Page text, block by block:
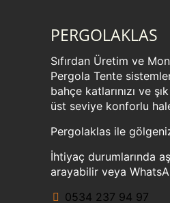
PERGOLAKLAS
Sıfırdan Üretim ve
Pergola Tente
bahçe katlarınızı ve
üst seviye konforlu
Pergolaklas ile
İhtiyaç durumlarında
arayabilir veya
0534 237 94 97